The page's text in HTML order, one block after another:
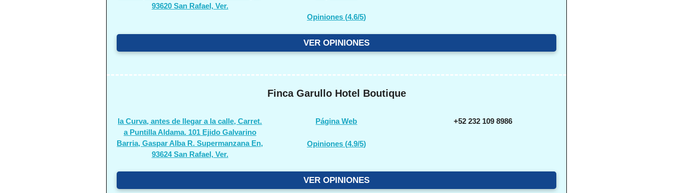
93620 San Rafael, Ver.
Opiniones (4.6/5)
VER OPINIONES
Finca Garullo Hotel Boutique
la Curva, antes de llegar a la calle, Carret.
a Puntilla Aldama. 101 Ejido Galvarino
Barria, Gaspar Alba R. Supermanzana En,
93624 San Rafael, Ver.
Página Web
Opiniones (4.9/5)
+52 232 109 8986
VER OPINIONES